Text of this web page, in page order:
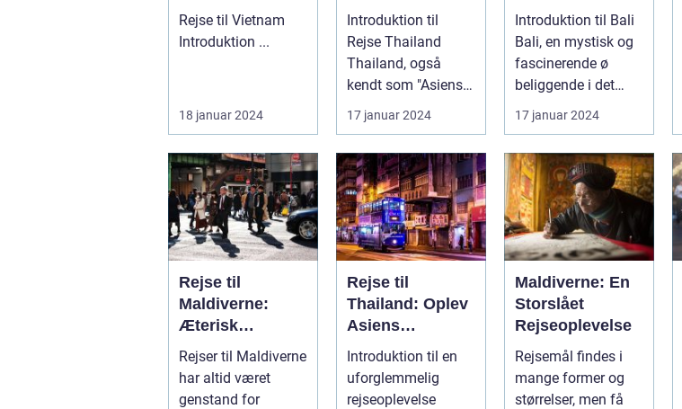
af historie,
kultur og
Rejse til Vietnam
Introduktion ...
18 januar 2024
Smil
Introduktion til
Rejse Thailand
Thailand, også
kendt som "Asiens
Land af Smil," er en
destination m...
17 januar 2024
Eventyrlystne
Rejsende
Introduktion til Bali
Bali, en mystisk og
fascinerende ø
beliggende i det
smukke Indonesien,
har læ...
17 januar 2024
Rejse til
Maldiverne:
Æterisk
skønhed og
eventyrlystens
paradis
Rejser til Maldiverne
har altid været
genstand for
Rejse til
Thailand: Oplev
Asiens
Smukkeste
Rejsemål
Introduktion til en
uforglemmelig
rejseoplevelse
Maldiverne: En
Storslået
Rejseoplevelse
Rejsemål findes i
mange former og
størrelser, men få